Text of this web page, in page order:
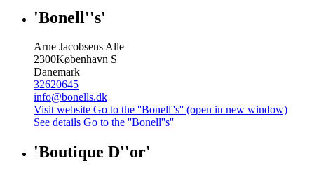
'Bonell''s'
Arne Jacobsens Alle
2300København S
Danemark
32620645
info@bonells.dk
Visit website Go to the ''Bonell''s'' (open in new window)
See details Go to the ''Bonell''s''
'Boutique D''or'